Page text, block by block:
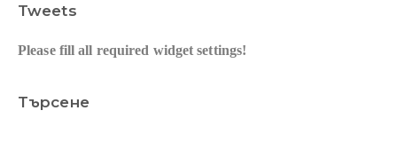
Tweets
Please fill all required widget settings!
Търсене